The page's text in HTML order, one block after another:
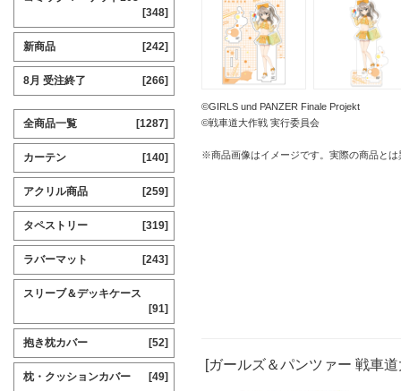
©GIRLS und PANZER Finale Projekt
©戦車道大作戦 実行委員会
※商品画像はイメージです。実際の商品と
[ガールズ＆パンツァー 戦車
[348]
新商品 [242]
8月 受注終了 [266]
全商品一覧 [1287]
カーテン [140]
アクリル商品 [259]
タペストリー [319]
ラバーマット [243]
スリーブ＆デッキケース
[91]
抱き枕カバー [52]
枕・クッションカバー [49]